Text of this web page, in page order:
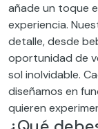
añade un toque
experiencia.
detalle, desde
oportunidad de
sol inolvidable.
diseñamos en
quieren